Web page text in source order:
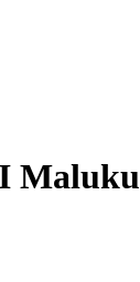
Maluku